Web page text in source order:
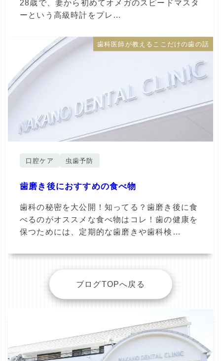
28歳で、妻から初めてオメガのスピードマスタ
ーという高級時計をプレ…
歯科医師が教えるここだけの歯の話
口腔ケア 虫歯予防
歯磨き後におすすめの食べ物
歯科の秘密を大公開！知ってる？歯磨き後に食
べるのがオススメな食べ物はコレ！歯の健康を
保つためには、定期的な歯磨きや歯科検…
ブログTOPへ戻る